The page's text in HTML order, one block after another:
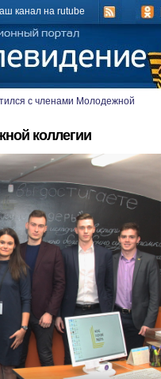
канал на rutube
с членами Молодежной
коллегии